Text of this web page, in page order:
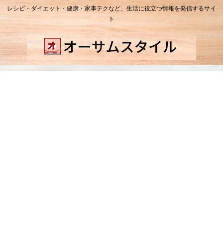
レシピ・ダイエット・健康・家事テクなど、生活に役立つ情報を発信するサイ
ト